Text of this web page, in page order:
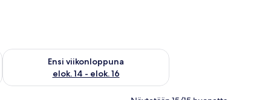
7 - elok. 9
Ensi viikonloppuna
elok. 14 - elok. 16
Tarkista ensi viikonlopun saatavuus elok. 14 - elok. 16